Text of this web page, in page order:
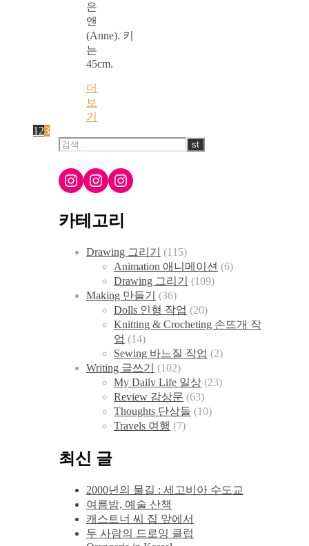
은
앤
(Anne). 키
는
45cm.
더
보
기
1 23
Instagram
Instagram
Instagram
카테고리
Drawing 그리기
(115)
Animation 애니메이션 (6)
Drawing 그리기
(109)
Making 만들기
(36)
Dolls 인형 작업 (20)
Knitting & Crocheting 손뜨개 작
업 (14)
Sewing 바느질 작업 (2)
Writing 글쓰기
(102)
My Daily Life 일상 (23)
Review 감상문 (63)
Thoughts 단상들 (10)
Travels 여행 (7)
최신 글
2000년의 물길 : 세고비아 수도교
여름밤, 예술 산책
캐스트너 씨 집 앞에서
두 사람의 드로잉 클럽